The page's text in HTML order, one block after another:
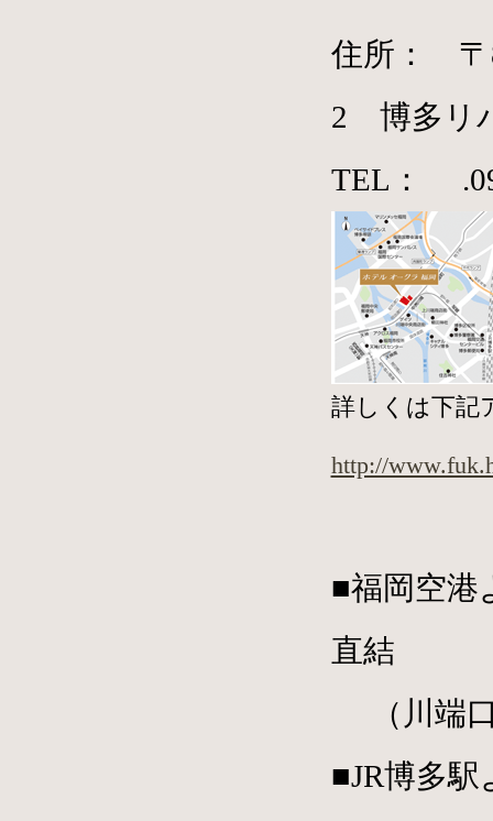
住所： 〒
2 博多リ
TEL：
詳しくは下記
http://
■福岡空港
直結
（川端口
■JR博多